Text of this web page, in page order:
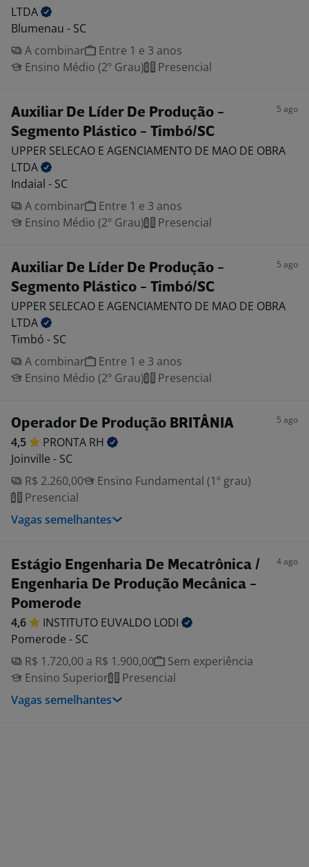
LTDA
Blumenau - SC
A combinar
Entre 1 e 3 anos
Ensino Médio (2º Grau)
Presencial
Auxiliar De Líder De Produção -
Segmento Plástico - Timbó/SC
5 ago
UPPER SELECAO E AGENCIAMENTO DE MAO DE OBRA
LTDA
Indaial - SC
A combinar
Entre 1 e 3 anos
Ensino Médio (2º Grau)
Presencial
Auxiliar De Líder De Produção -
Segmento Plástico - Timbó/SC
5 ago
UPPER SELECAO E AGENCIAMENTO DE MAO DE OBRA
LTDA
Timbó - SC
A combinar
Entre 1 e 3 anos
Ensino Médio (2º Grau)
Presencial
Operador De Produção BRITÂNIA 5 ago
4,5 PRONTA RH
Joinville - SC
R$ 2.260,00
Ensino Fundamental (1º grau)
Presencial
Vagas semelhantes
Estágio Engenharia De Mecatrônica /
Engenharia De Produção Mecânica -
Pomerode
4 ago
4,6 INSTITUTO EUVALDO LODI
Pomerode - SC
R$ 1.720,00 a R$ 1.900,00
Sem experiência
Ensino Superior
Presencial
Vagas semelhantes